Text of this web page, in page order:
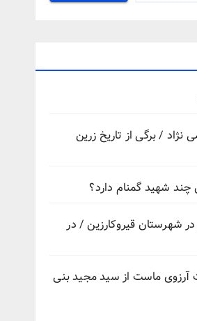
/ برگی از تاریخ زرین
چند شهید گمنام دارد؟
در شهرستان قیروکارزین / در
آرزوی ماست از سید مجید بنی